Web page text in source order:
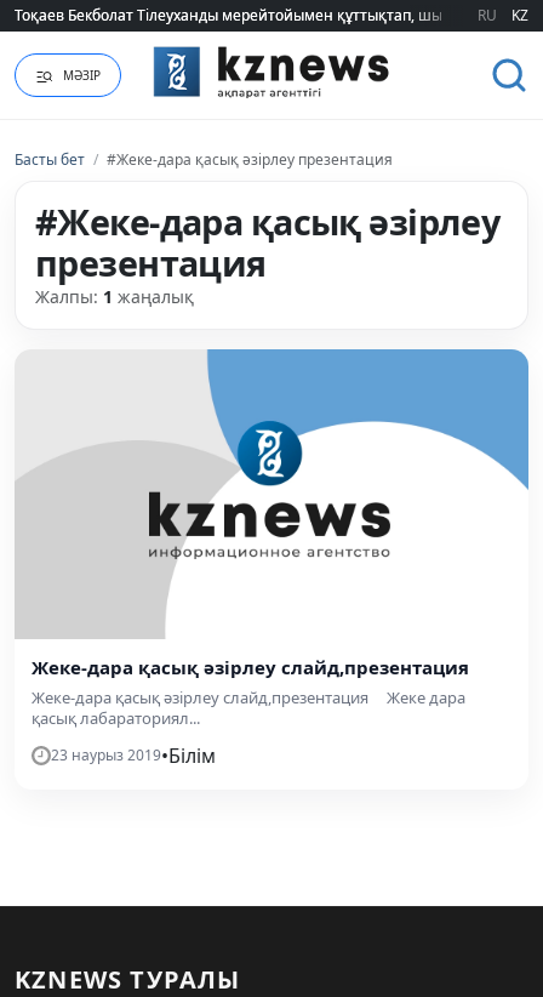
Тоқаев Бекболат Тілеуханды мерейтойымен құттықтап, шығармашылық
Тоқаев Бекболат Тілеуханды мерейтойымен құттықтап, шығармашылық
RU KZ
МӘЗІР
Басты бет / #Жеке-дара қасық әзірлеу презентация
#Жеке-дара қасық әзірлеу
презентация
Жалпы: 1 жаңалық
Жеке-дара қасық әзірлеу слайд,презентация
Жеке-дара қасық әзірлеу слайд,презентация Жеке дара
қасық лабараториял...
23 наурыз 2019•Білім
KZNEWS ТУРАЛЫ